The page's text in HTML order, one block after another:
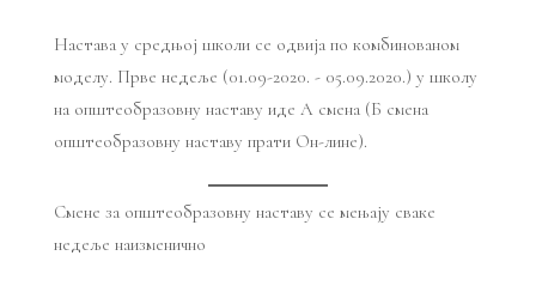
Настава у средњој школи се одвија по комбинованом
моделу. Прве недеље (01.09-2020. - 05.09.2020.) у школу
на општеобразовну наставу иде А смена (Б смена
општеобразовну наставу прати Он-лине).
Смене за општеобразовну наставу се мењају сваке
недеље наизменично